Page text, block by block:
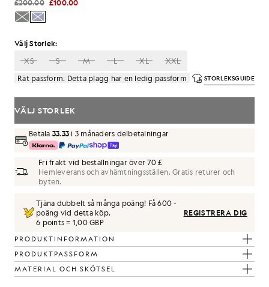
£200.00 £100.00
Välj Storlek:
XS
S M L XL
XXL
Rät passform. Detta plagg har en ledig passform
STORLEKSGUIDE
VÄLJ STORLEK
Betala 33.33 i 3 månaders delbetalningar
Fri frakt vid beställningar över 70 £
Hemleverans och avhämtningsställen. Gratis returer och
byten.
Tjäna dubbelt så många poäng! Få600-
poäng vid detta köp.
6 points = 1,00 GBP
REGISTRERA DIG
PRODUKTINFORMATION
PRODUKTPASSFORM
MATERIAL OCH SKÖTSEL